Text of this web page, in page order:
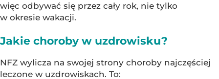
więc odbywać się przez cały rok, nie tylko
w okresie wakacji.
Jakie choroby w uzdrowisku?
NFZ wylicza na swojej strony choroby najczęściej
leczone w uzdrowiskach. To: